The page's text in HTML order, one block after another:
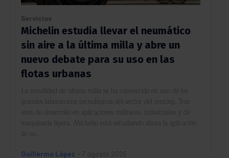
Servicios
Michelin estudia llevar el neumático
sin aire a la última milla y abre un
nuevo debate para su uso en las
flotas urbanas
La movilidad de última milla se ha convertido en uno de los
grandes laboratorios tecnológicos del sector del renting. Tras
años de desarrollo en aplicaciones militares, industriales y de
maquinaria ligera, Michelin está estudiando ahora la aplicación
de su...
Guillermo López - 7 agosto 2026